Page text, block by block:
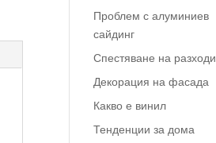
Проблем с алуминиев
сайдинг
Спестяване на разходи
Декорация на фасада
Какво е винил
Тенденции за дома